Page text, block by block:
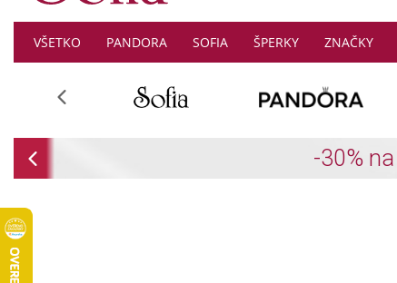
VŠETKO PANDORA SOFIA ŠPERKY ZNAČKY